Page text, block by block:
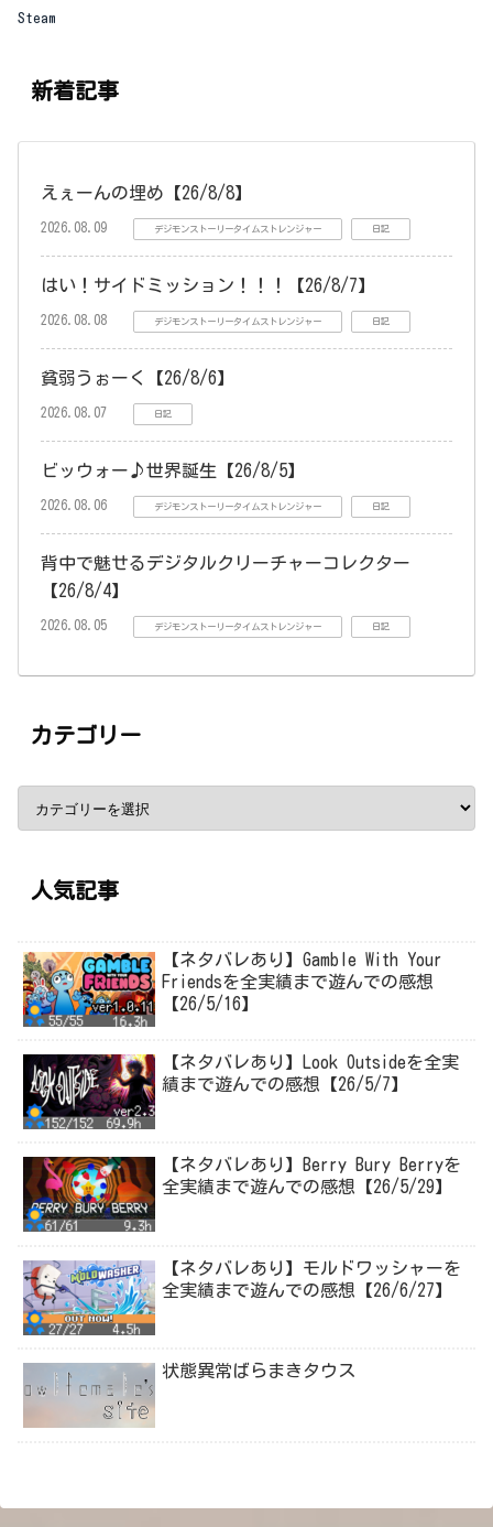
Steam
新着記事
えぇーんの埋め【26/8/8】
2026.08.09 デジモンストーリータイムストレンジャー 日記
はい！サイドミッション！！！【26/8/7】
2026.08.08 デジモンストーリータイムストレンジャー 日記
貧弱うぉーく【26/8/6】
2026.08.07 日記
ビッウォー♪世界誕生【26/8/5】
2026.08.06 デジモンストーリータイムストレンジャー 日記
背中で魅せるデジタルクリーチャーコレクター
【26/8/4】
2026.08.05 デジモンストーリータイムストレンジャー 日記
カテゴリー
人気記事
【ネタバレあり】Gamble With Your
Friendsを全実績まで遊んでの感想
【26/5/16】
【ネタバレあり】Look Outsideを全実
績まで遊んでの感想【26/5/7】
【ネタバレあり】Berry Bury Berryを
全実績まで遊んでの感想【26/5/29】
【ネタバレあり】モルドワッシャーを
全実績まで遊んでの感想【26/6/27】
状態異常ばらまきタウス